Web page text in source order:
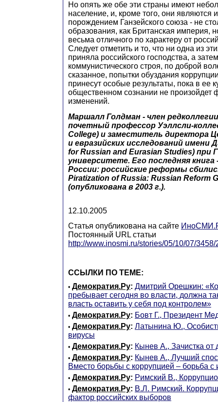
Но опять же обе эти страны имеют
население, и, кроме того, они являются
порождением Ганзейского союза - не
образования, как Британская империя,
весьма отличного по характеру от
Следует отметить и то, что ни одна из
приняла российского господства, а
коммунистического строя, по доброй
сказанное, попытки обуздания
принесут особые результаты, пока в ее
общественном сознании не произойдет
изменений.
Маршалл Голдман - член
почетный профессор Уэллсли-
College) и заместитель директора
и евразийских исследований имени
for Russian and Eurasian Studies) при
университете. Его последняя
России: российские реформы
Piratization of Russia: Russian Reform
(опубликована в 2003 г.).
12.10.2005
Статья опубликована на сайте
Постоянный URL статьи
http://www.inosmi.ru/stories/05/10/07/
ССЫЛКИ ПО ТЕМЕ:
• Демократия.Ру: Дмитрий Орешкин:
пребывает сегодня во власти, должна
власть оставить у себя под контролем»
• Демократия.Ру: Бовт Г., Президент
• Демократия.Ру: Латынина Ю.,
вирусы
• Демократия.Ру: Кынев А., Зачистка от
• Демократия.Ру: Кынев А., Лучший
Вместо борьбы с коррупцией – борьба с
• Демократия.Ру: Римский В.,
• Демократия.Ру: В.Л. Римский.
фактор российских выборов